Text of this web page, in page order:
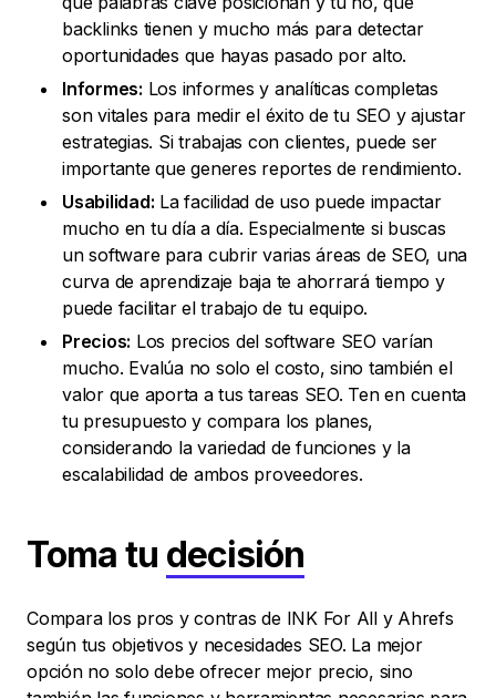
backlinks tienen y mucho más para detectar
oportunidades que hayas pasado por alto.
Informes: Los informes y analíticas completas
son vitales para medir el éxito de tu SEO y ajustar
estrategias. Si trabajas con clientes, puede ser
importante que generes reportes de rendimiento.
Usabilidad: La facilidad de uso puede impactar
mucho en tu día a día. Especialmente si buscas
un software para cubrir varias áreas de SEO, una
curva de aprendizaje baja te ahorrará tiempo y
puede facilitar el trabajo de tu equipo.
Precios: Los precios del software SEO varían
mucho. Evalúa no solo el costo, sino también el
valor que aporta a tus tareas SEO. Ten en cuenta
tu presupuesto y compara los planes,
considerando la variedad de funciones y la
escalabilidad de ambos proveedores.
Toma tu decisión
Compara los pros y contras de INK For All y Ahrefs
según tus objetivos y necesidades SEO. La mejor
opción no solo debe ofrecer mejor precio, sino